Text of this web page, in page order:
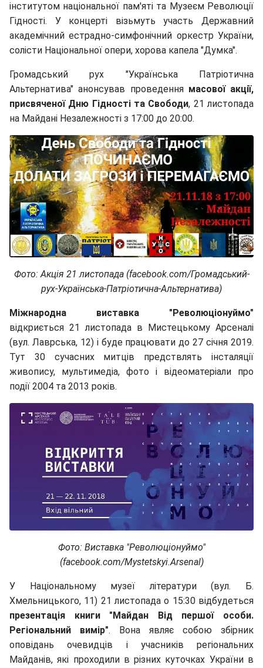
інститутом національної пам'яті та Музеєм Революції
Гідності. У концерті візьмуть участь Державний
академічний естрадно-симфонічний оркестр України,
солісти Національної опери, хорова капела "Думка".
Громадський рух "Українська Патріотична
Альтернатива" анонсував проведення масової акції,
присвяченої Дню Гідності та Свободи, 21 листопада
на Майдані Незалежності з 17:00 до 20:00.
Фото: Акція 21 листопада (facebook.com/Громадський-
рух-Українська-Патріотична-Альтернатива)
Міжнародна виставка "Революціонуймо"
відкриється 21 листопада в Мистецькому Арсеналі
(вул. Лаврська, 12) і буде працювати до 27 січня 2019.
Тут 30 сучасних митців предствлять інсталяції
живопису, мультимедіа, фото і відеоматеріали про
події 2004 та 2013 років.
Фото: Виставка "Революціонуймо"
(facebook.com/Mystetskyi.Arsenal)
У Національному музеї літератури (вул. Б.
Хмельницького, 11) 21 листопада о 15:30 відбудеться
презентація книги "Майдан Від першої особи.
Регіональний вимір". Вона являє собою збірник
оповідань очевидців і учасників регіональних
Майданів, які проходили в різних куточках України в